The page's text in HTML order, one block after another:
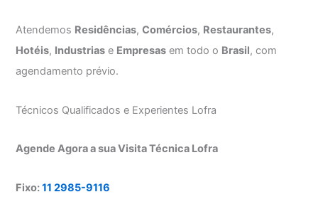
Atendemos Residências,Comércios, Restaurantes,
Hotéis, Industrias e Empresas em todo o Brasil, com
agendamento prévio.
Técnicos Qualificados e Experientes Lofra
Agende Agora a sua Visita Técnica Lofra
Fixo:11 2985-9116